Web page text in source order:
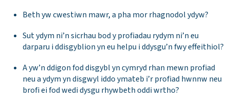
Beth yw cwestiwn mawr, a pha mor rhagnodol ydyw?
Sut ydym ni’n sicrhau bod y profiadau rydym ni’n eu
darparu i ddisgyblion yn eu helpu i ddysgu’n fwy effeithiol?
A yw’n ddigon fod disgybl yn cymryd rhan mewn profiad
neu a ydym yn disgwyl iddo ymateb i’r profiad hwnnw neu
brofi ei fod wedi dysgu rhywbeth oddi wrtho?